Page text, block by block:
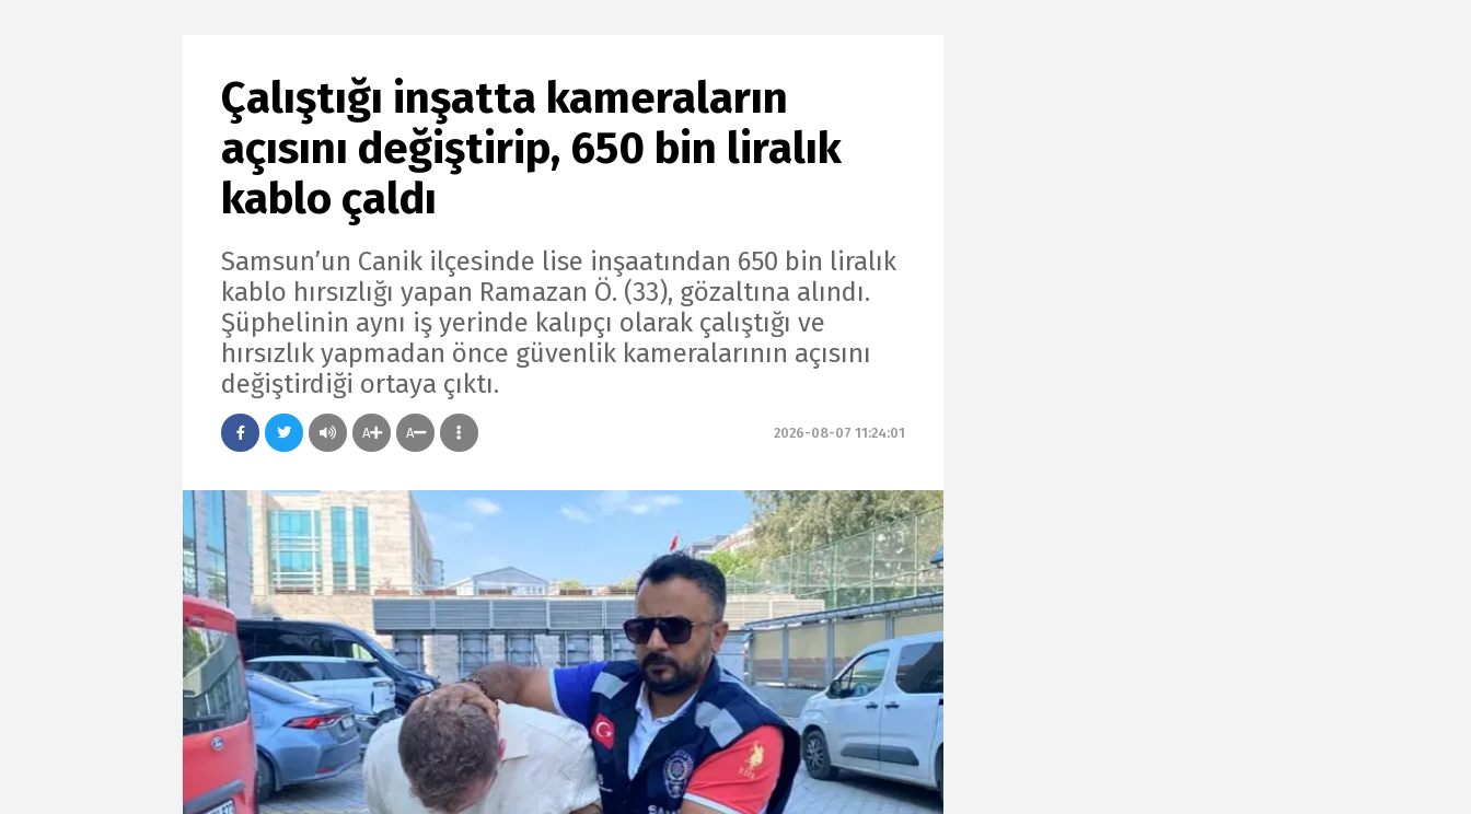
Çalıştığı inşatta kameraların
açısını değiştirip, 650 bin liralık
kablo çaldı
Samsun’un Canik ilçesinde lise inşaatından 650 bin liralık
kablo hırsızlığı yapan Ramazan Ö. (33), gözaltına alındı.
Şüphelinin aynı iş yerinde kalıpçı olarak çalıştığı ve
hırsızlık yapmadan önce güvenlik kameralarının açısını
değiştirdiği ortaya çıktı.
A A 2026-08-07 11:24:01